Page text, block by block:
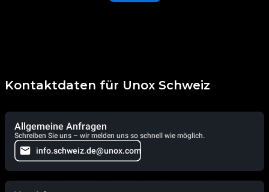
Kontaktdaten für Unox Schweiz
Allgemeine Anfragen
Schreiben Sie uns – wir melden uns so schnell wie möglich.
info.schweiz.de@unox.com